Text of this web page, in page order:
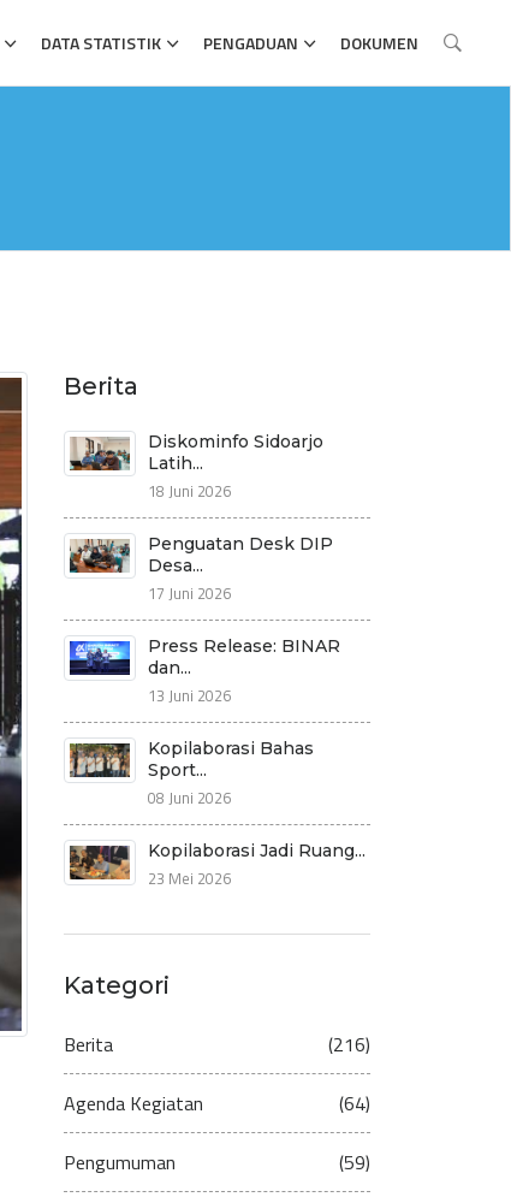
DATA STATISTIK PENGADUAN DOKUMEN
Berita
Diskominfo Sidoarjo
Latih...
18 Juni 2026
Penguatan Desk DIP
Desa...
17 Juni 2026
Press Release: BINAR
dan...
13 Juni 2026
Kopilaborasi Bahas
Sport...
08 Juni 2026
Kopilaborasi Jadi Ruang...
23 Mei 2026
Kategori
Berita (216)
Agenda Kegiatan (64)
Pengumuman (59)